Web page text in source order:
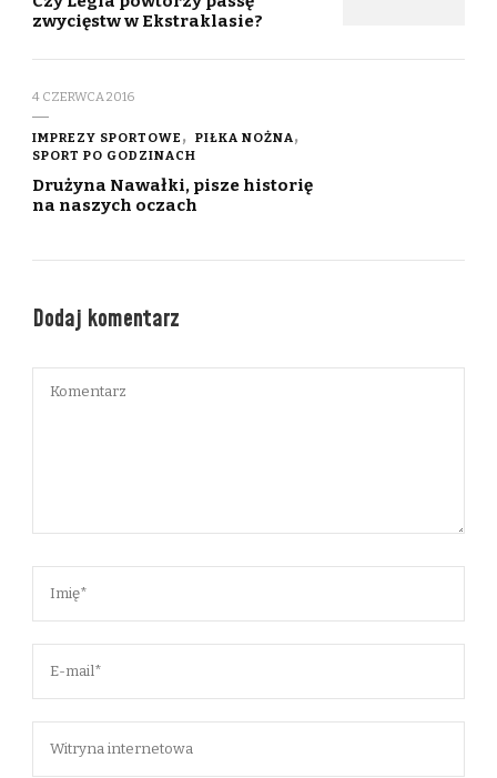
zwycięstw w Ekstraklasie?
4 CZERWCA 2016
IMPREZY SPORTOWE
PIŁKA NOŻNA
SPORT PO GODZINACH
Drużyna Nawałki, pisze historię
na naszych oczach
Dodaj komentarz